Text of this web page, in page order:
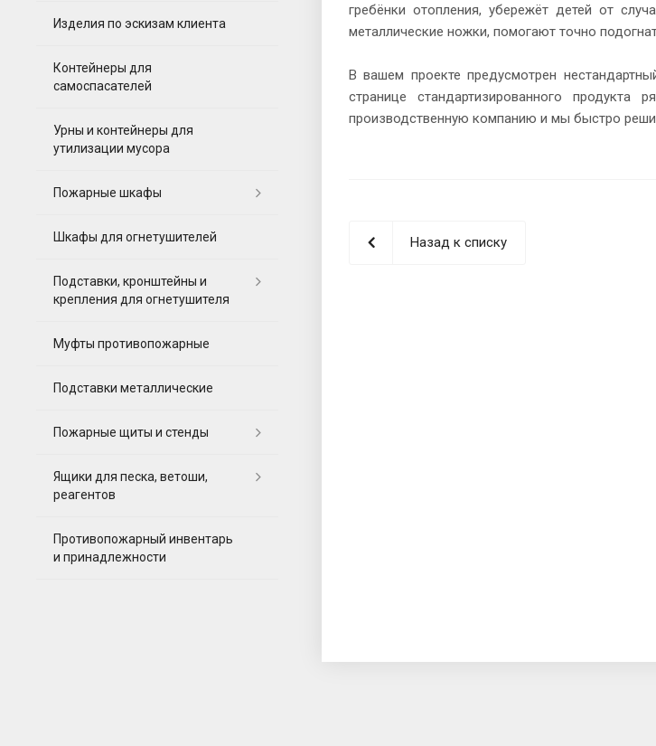
гребёнки отопления, убережёт детей от
металлические ножки, помогают точно
В вашем проекте предусмотрен
странице стандартизированного
производственную компанию и мы быстро
Назад к списку
Изделия по эскизам клиента
Контейнеры для
самоспасателей
Урны и контейнеры для
утилизации мусора
Пожарные шкафы
Шкафы для огнетушителей
Подставки, кронштейны и
крепления для огнетушителя
Муфты противопожарные
Подставки металлические
Пожарные щиты и стенды
Ящики для песка, ветоши,
реагентов
Противопожарный инвентарь
и принадлежности